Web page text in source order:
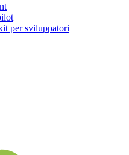
per sviluppatori